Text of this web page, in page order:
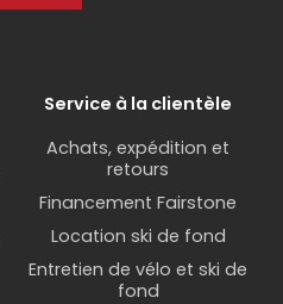
Service à la clientèle
Achats, expédition et
retours
Financement Fairstone
Location ski de fond
Entretien de vélo et ski de
fond